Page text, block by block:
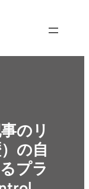
のリ
の自
プラ